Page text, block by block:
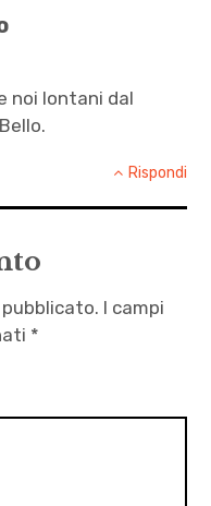
noi lontani dal
Rispondi
I campi
*